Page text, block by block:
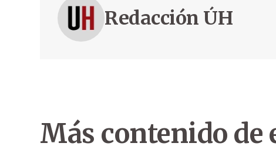
Redacción ÚH
Más contenido de